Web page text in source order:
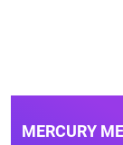
MERCURY